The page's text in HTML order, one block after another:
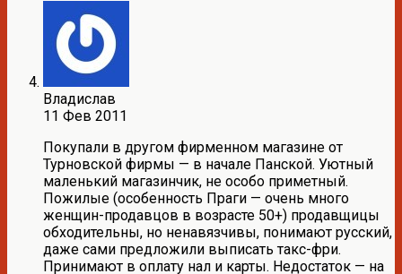
Владислав
11 Фев 2011
Покупали в другом фирменном магазине от
Турновской фирмы — в начале Панской. Уютный
маленький магазинчик, не особо приметный.
Пожилые (особенность Праги — очень много
женщин-продавцов в возрасте 50+) продавщицы
обходительны, но ненавязчивы, понимают русский,
даже сами предложили выписать такс-фри.
Принимают в оплату нал и карты. Недостаток — на